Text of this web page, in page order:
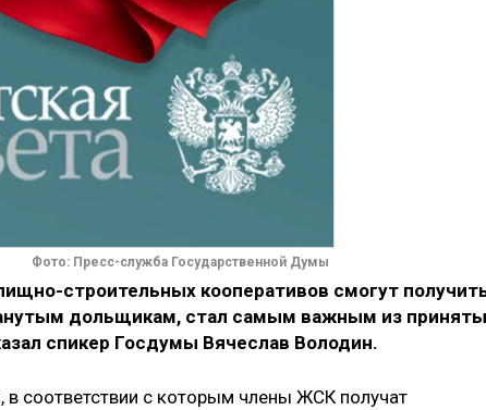
Фото: Пресс-служба Государственной Думы
строительных кооперативов смогут
дольщикам, стал самым важным из
спикер Госдумы Вячеслав Володин.
соответствии с которым члены ЖСК получат